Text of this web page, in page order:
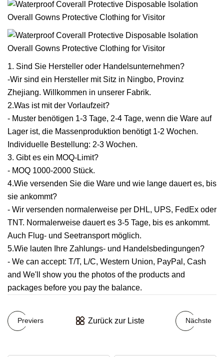
1. Sind Sie Hersteller oder Handelsunternehmen?
-Wir sind ein Hersteller mit Sitz in Ningbo, Provinz
Zhejiang. Willkommen in unserer Fabrik.
2.Was ist mit der Vorlaufzeit?
- Muster benötigen 1-3 Tage, 2-4 Tage, wenn die Ware auf
Lager ist, die Massenproduktion benötigt 1-2 Wochen.
Individuelle Bestellung: 2-3 Wochen.
3. Gibt es ein MOQ-Limit?
- MOQ 1000-2000 Stück.
4.Wie versenden Sie die Ware und wie lange dauert es, bis
sie ankommt?
- Wir versenden normalerweise per DHL, UPS, FedEx oder
TNT. Normalerweise dauert es 3-5 Tage, bis es ankommt.
Auch Flug- und Seetransport möglich.
5.Wie lauten Ihre Zahlungs- und Handelsbedingungen?
- We can accept: T/T, L/C, Western Union, PayPal, Cash
and We'll show you the photos of the products and
packages before you pay the balance.
Previers Zurück zur Liste Nächste